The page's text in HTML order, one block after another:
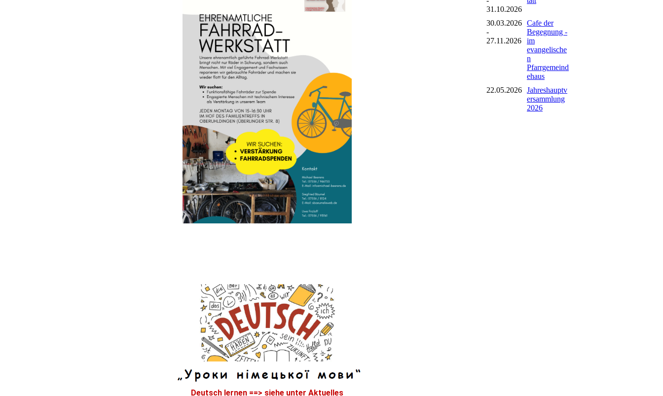
Deutsch lernen ==> siehe unter Aktuelles
31.10.2026
30.03.2026
-
27.11.2026
Cafe der
Begegnung -
im
evangelische
n
Pfarrgemeind
ehaus
22.05.2026 Jahreshauptv
ersammlung
2026